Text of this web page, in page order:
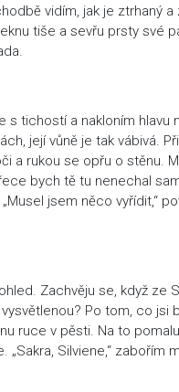
vidím, jak je ztrhaný
tiše a sevřu prsty své
s tichostí a nakloním
její vůně je tak vábivá.
a rukou se opřu o stěnu.
bych tě tu nenechal
jsem něco vyřídit,“
Zachvěju se, když
Po tom, co jsi
ruce v pěsti. Na to
„Sakra, Silviene,“ zabořím